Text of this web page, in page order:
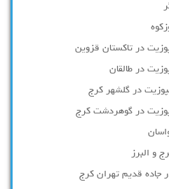
در تاکستان قزوین
در طالقان
در گلشهر کرج
در گوهردشت کرج
و البرز
جاده قدیم تهران کرج